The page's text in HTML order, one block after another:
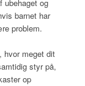
ubehaget og
barnet har
problem.
hvor meget dit
styr på,
op